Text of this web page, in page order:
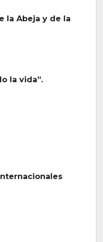
la Abeja y de la
la vida”.